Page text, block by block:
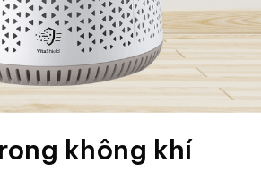
không khí